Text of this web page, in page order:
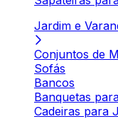
Jardim e
Conjuntos de
Sofás
Bancos
Banquetas
Cadeiras para